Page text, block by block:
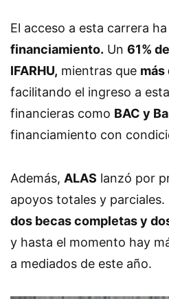
El acceso a esta carrera
financiamiento. Un 61%
IFARHU, mientras que más
facilitando el ingreso a
financieras como BAC y
financiamiento con
Además, ALAS lanzó por
apoyos totales y
dos becas completas y
y hasta el momento hay
a mediados de este año.